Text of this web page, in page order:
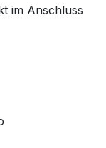
im Anschluss